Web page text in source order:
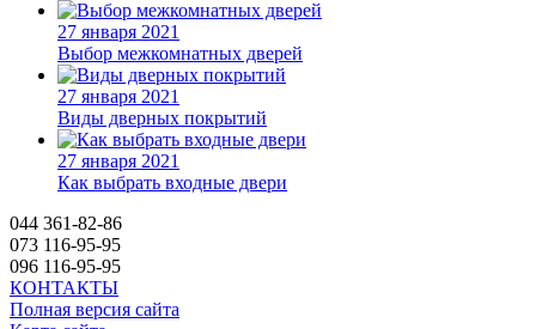
27 января 2021
Выбор межкомнатных дверей
27 января 2021
Виды дверных покрытий
27 января 2021
Как выбрать входные двери
044 361-82-86
073 116-95-95
096 116-95-95
КОНТАКТЫ
Полная версия сайта